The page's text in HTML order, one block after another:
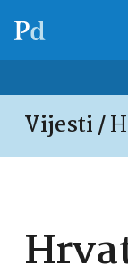
Vijesti /